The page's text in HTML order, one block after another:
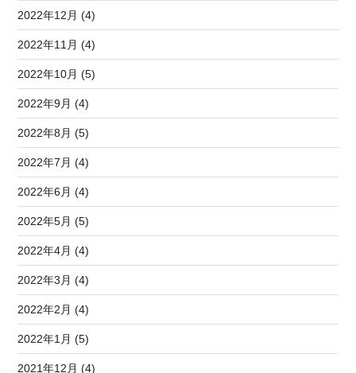
2022年12月 (4)
2022年11月 (4)
2022年10月 (5)
2022年9月 (4)
2022年8月 (5)
2022年7月 (4)
2022年6月 (4)
2022年5月 (5)
2022年4月 (4)
2022年3月 (4)
2022年2月 (4)
2022年1月 (5)
2021年12月 (4)